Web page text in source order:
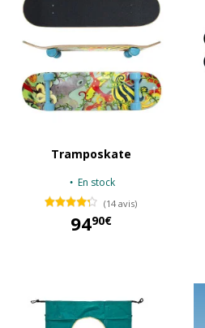
Tramposkate
En stock
(14 avis)
9490€